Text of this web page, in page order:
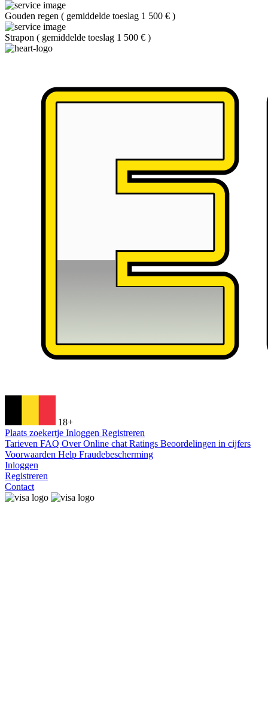
Gouden regen ( gemiddelde toeslag 1 500 € )
Strapon ( gemiddelde toeslag 1 500 € )
18+
Plaats zoekertje Inloggen Registreren
Tarieven FAQ OverOnline chat Ratings Beoordelingen in cijfers
Voorwaarden Help Fraudebescherming
Inloggen
Registreren
Contact